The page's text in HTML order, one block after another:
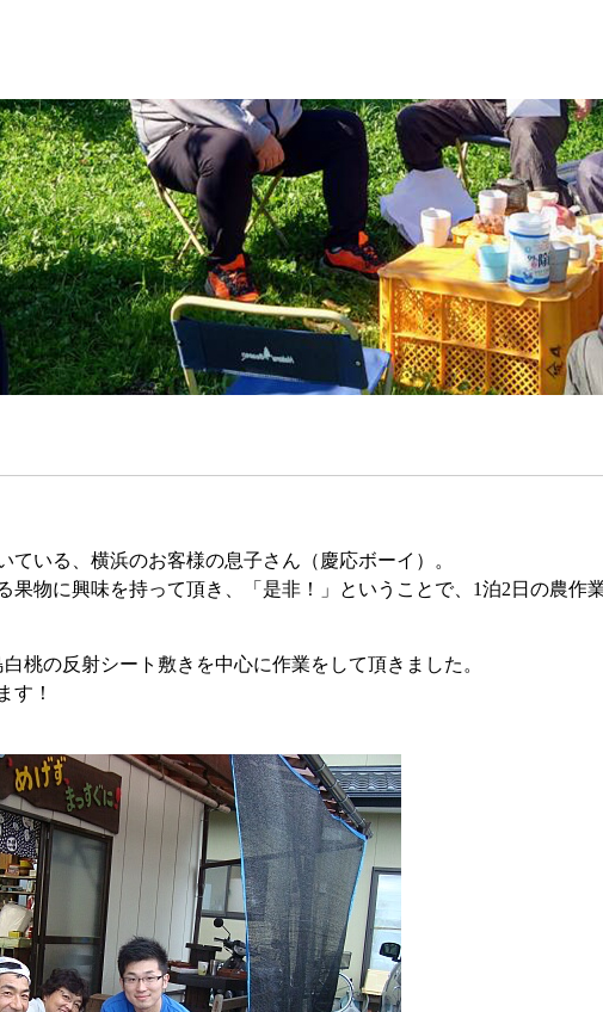
ている、横浜のお客様の息子さん（慶応ボーイ）。
果物に興味を持って頂き、「是非！」ということで、1泊2日の農作
桃の反射シート敷きを中心に作業をして頂きました。
す！